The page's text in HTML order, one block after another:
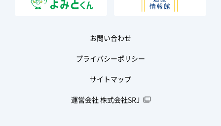
お問い合わせ
プライバシーポリシー
サイトマップ
運営会社 株式会社SRJ